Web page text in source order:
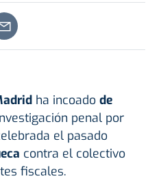
ha incoado de
penal por
el pasado
contra el colectivo
fiscales.